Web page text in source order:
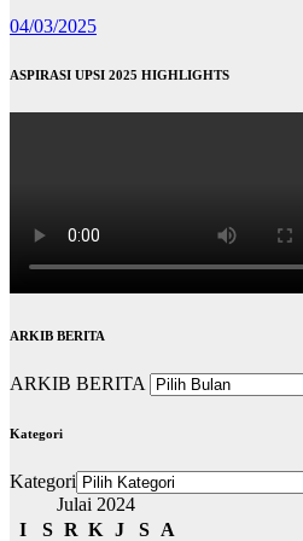
04/03/2025
ASPIRASI UPSI 2025 HIGHLIGHTS
ARKIB BERITA
ARKIB BERITA
Kategori
Kategori
Julai 2024
I
S R K J S A